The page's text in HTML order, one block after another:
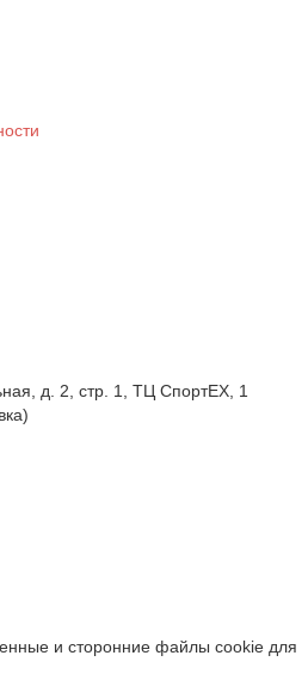
д. 2, стр. 1, ТЦ СпортEX, 1
и сторонние файлы cookie для